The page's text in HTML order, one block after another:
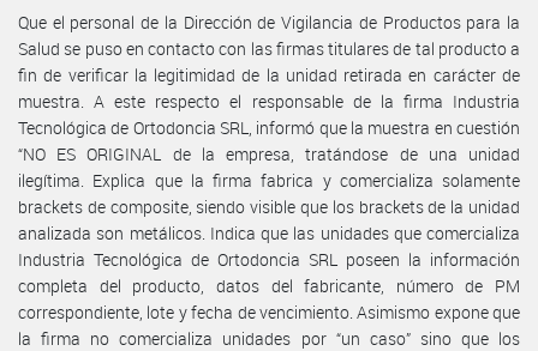
Que el personal de la Dirección de Vigilancia de Productos para la
Salud se puso en contacto con las firmas titulares de tal producto a
fin de verificar la legitimidad de la unidad retirada en carácter de
muestra. A este respecto el responsable de la firma Industria
Tecnológica de Ortodoncia SRL, informó que la muestra en cuestión
“NO ES ORIGINAL de la empresa, tratándose de una unidad
ilegítima. Explica que la firma fabrica y comercializa solamente
brackets de composite, siendo visible que los brackets de la unidad
analizada son metálicos. Indica que las unidades que comercializa
Industria Tecnológica de Ortodoncia SRL poseen la información
completa del producto, datos del fabricante, número de PM
correspondiente, lote y fecha de vencimiento. Asimismo expone que
la firma no comercializa unidades por “un caso” sino que los